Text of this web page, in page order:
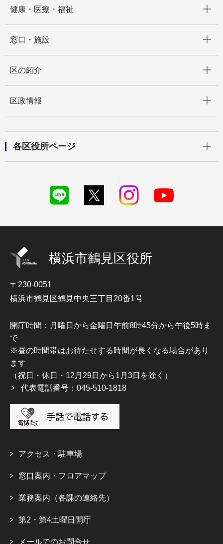
健康・医療・福祉
窓口・施設
区の紹介
区政情報
各区役所ページ
横浜市鶴見区役所
〒230-0051
横浜市鶴見区鶴見中央三丁目20番1号
開庁時間：月曜日から金曜日午前8時45分から午後5時ま
で
※昼の時間帯はお待たせする時間が長くなる場合があり
ます
（祝日・休日・12月29日から1月3日を除く）
代表電話番号：045-510-1818
アクセス・駐車場
窓口案内・フロアマップ
業務案内（各課の連絡先）
第2・第4土曜日開庁
メールでのお問合せ